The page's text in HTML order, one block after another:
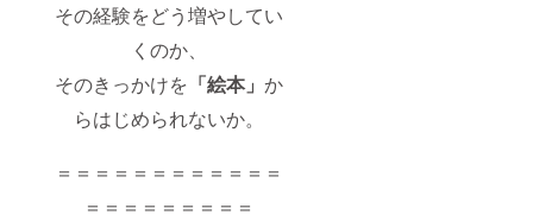
その経験をどう増やしてい
くのか、
そのきっかけを 「絵本」か
らはじめられないか。
＝＝＝＝＝＝＝＝＝＝＝＝
＝＝＝＝＝＝＝＝＝